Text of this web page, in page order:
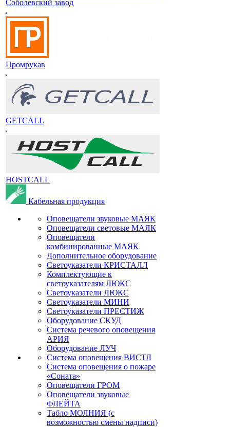
Соболевский завод
Промрукав
GETCALL
HOSTCALL
Кабельная продукция
Оповещатели звуковые МАЯК
Оповещатели световые МАЯК
Оповещатели
комбинированные МАЯК
Дополнительное оборудование
Светоуказатели КРИСТАЛЛ
Комплектующие к
светоуказателям ЛЮКС
Светоуказатели ЛЮКС
Светоуказатели МИНИ
Светоуказатели ПРЕСТИЖ
Оборудование СКУД
Система речевого оповещения
АРИЯ
Оборудование ЛУЧ
Система оповещения ВИСТЛ
Система оповещения о пожаре
«Соната»
Оповещатели ГРОМ
Оповещатели звуковые
ФЛЕЙТА
Табло МОЛНИЯ (с
возможностью смены надписи)